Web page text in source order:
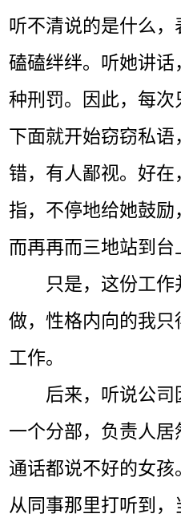
听不清说的是什么
磕磕绊绊。听她讲
种刑罚。因此，每次
下面就开始窃窃私
错，有人鄙视。好
指，不停地给她鼓
而再再而三地站到台
只是，这份工
做，性格内向的我
工作。
后来，听说公
一个分部，负责人
通话都说不好的女
从同事那里打听到